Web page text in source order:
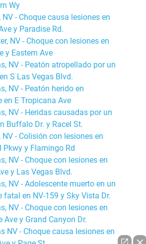
Wy
NV - Choque causa lesiones en
y Paradise Rd.
NV - Choque con lesiones en
y Eastern Ave
NV - Peatón atropellado por un
S Las Vegas Blvd.
NV - Peatón herido en
en E Tropicana Ave
NV - Heridas causadas por un
Buffalo Dr. y Racel St.
NV - Colisión con lesiones en
Pkwy y Flamingo Rd
NV - Choque con lesiones en
y Las Vegas Blvd.
NV - Adolescente muerto en un
fatal en NV-159 y Sky Vista Dr.
NV - Choque con lesiones en
Ave y Grand Canyon Dr.
NV - Choque causa lesiones en